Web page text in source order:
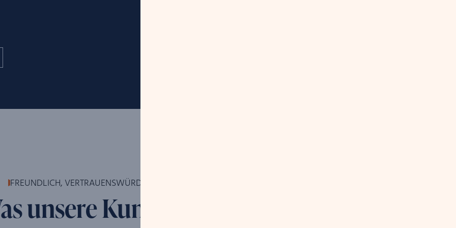
FREUNDLICH, VERTRAUENSWÜRDIG UND KOMPETENT
unsere Kunden sagen